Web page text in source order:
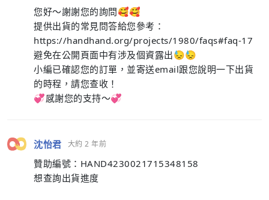
您好～謝謝您的詢問🥰🥰
提供出貨的常見問答給您參考：
https://handhand.org/projects/1980/faqs#faq-17
避免在公開頁面中有涉及個資露出😓😓
小編已確認您的訂單，並寄送email跟您說明一下出貨
的時程，請您查收！
💞感謝您的支持～💞
沈怡君 大約 2 年前
贊助編號：HAND4230021715348158
想查詢出貨進度